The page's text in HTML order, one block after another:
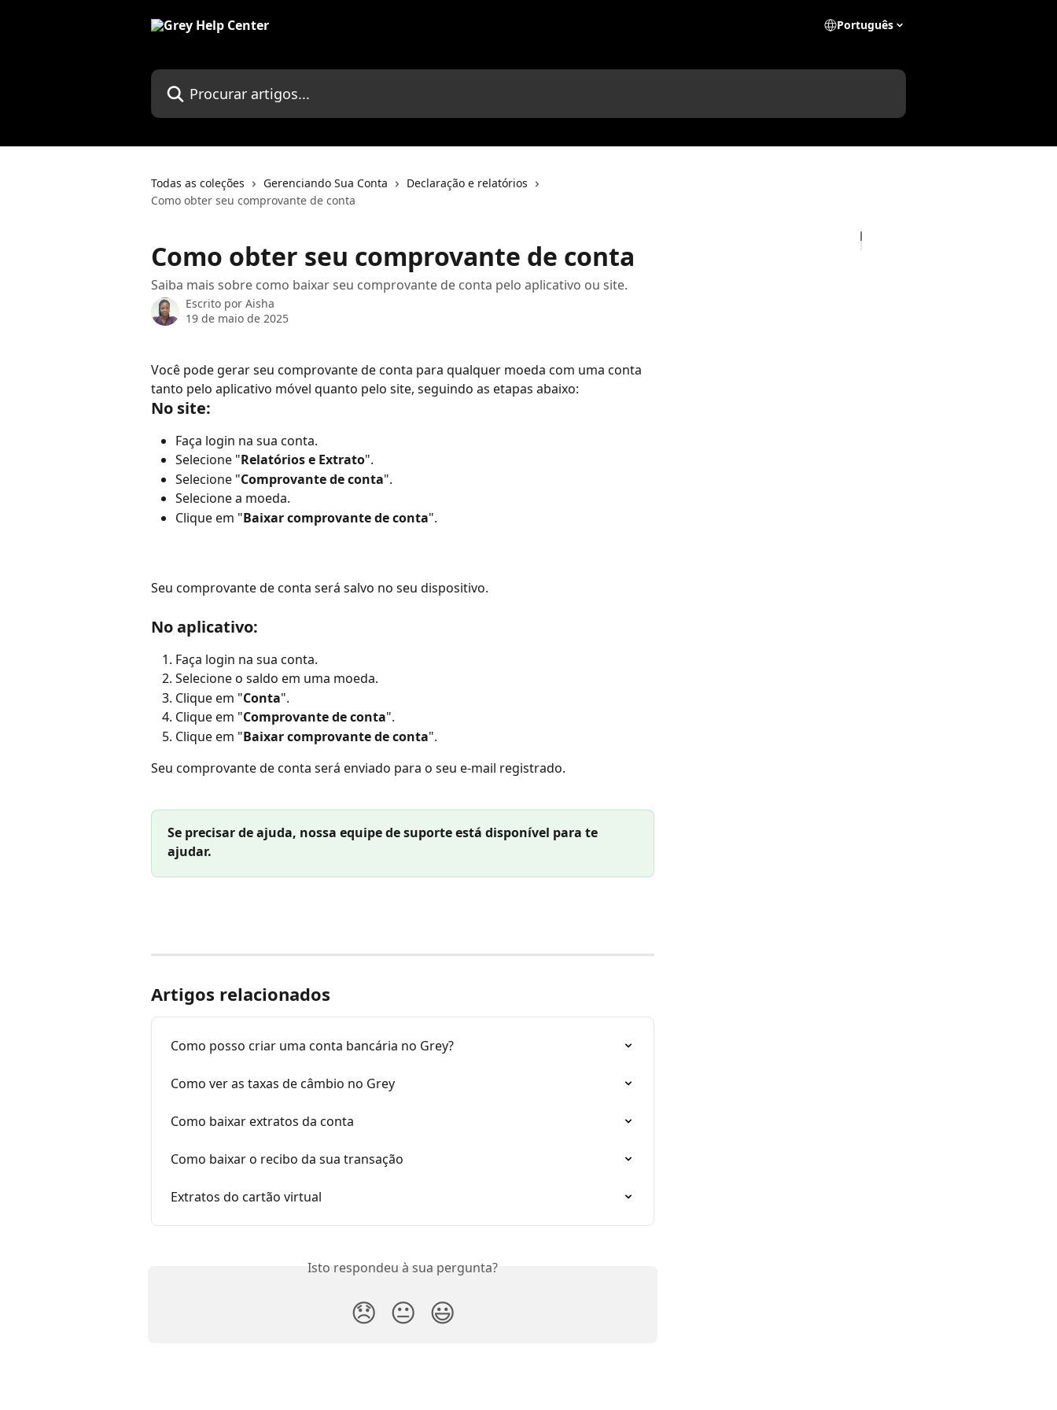
Português
Procurar artigos...
Todas as coleções Gerenciando Sua Conta
Declaração e relatórios
Como obter seu comprovante de conta
Como obter seu comprovante de conta
Saiba mais sobre como baixar seu comprovante de conta pelo aplicativo ou site.
Escrito por Aisha
19 de maio de 2025
Você pode gerar seu comprovante de conta para qualquer moeda com uma conta
tanto pelo aplicativo móvel quanto pelo site, seguindo as etapas abaixo:
No site:
Faça login na sua conta.
Selecione "Relatórios e Extrato".
Selecione "Comprovante de conta".
Selecione a moeda.
Clique em "Baixar comprovante de conta".
Seu comprovante de conta será salvo no seu dispositivo.
No aplicativo:
Faça login na sua conta.
Selecione o saldo em uma moeda.
Clique em "Conta".
Clique em "Comprovante de conta".
Clique em "Baixar comprovante de conta".
Seu comprovante de conta será enviado para o seu e-mail registrado.
Se precisar de ajuda, nossa equipe de suporte está disponível para te
ajudar.
Artigos relacionados
Como posso criar uma conta bancária no Grey?
Como ver as taxas de câmbio no Grey
Como baixar extratos da conta
Como baixar o recibo da sua transação
Extratos do cartão virtual
Isto respondeu à sua pergunta?
😞 😐 😃